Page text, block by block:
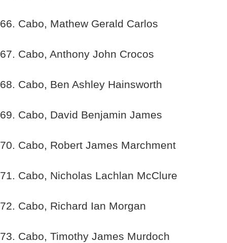
66. Cabo, Mathew Gerald Carlos
67. Cabo, Anthony John Crocos
68. Cabo, Ben Ashley Hainsworth
69. Cabo, David Benjamin James
70. Cabo, Robert James Marchment
71. Cabo, Nicholas Lachlan McClure
72. Cabo, Richard Ian Morgan
73. Cabo, Timothy James Murdoch